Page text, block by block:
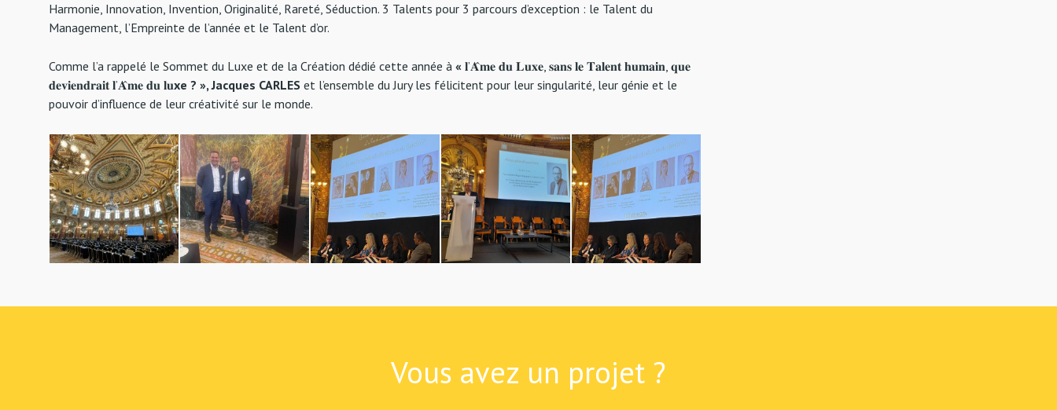
Harmonie, Innovation, Invention, Originalité, Rareté, Séduction. 3 Talents pour 3 parcours d’exception : le Talent du
Management, l’Empreinte de l’année et le Talent d’or.
Comme l’a rappelé le Sommet du Luxe et de la Création dédié cette année à « 𝐥’𝐀̂𝐦𝐞 𝐝𝐮 𝐋𝐮𝐱𝐞, 𝐬𝐚𝐧𝐬 𝐥𝐞 𝐓𝐚𝐥𝐞𝐧𝐭 𝐡𝐮𝐦𝐚𝐢𝐧, 𝐪𝐮𝐞
𝐝𝐞𝐯𝐢𝐞𝐧𝐝𝐫𝐚𝐢𝐭 𝐥’𝐀̂𝐦𝐞 𝐝𝐮 𝐥𝐮xe ? », Jacques CARLES et l’ensemble du Jury les félicitent pour leur singularité, leur génie et le
pouvoir d’influence de leur créativité sur le monde.
Vous avez un projet ?